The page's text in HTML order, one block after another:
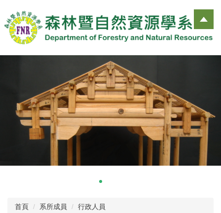
到
主
要
首頁 系所成員 行政人員